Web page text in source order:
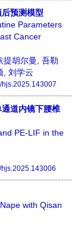
预测模型
Parameters
Cancer
提胡尔曼
吾勒
刘学云
hjs.2025.143007
道内镜下腰椎
PE-LIF in the
with Qisan